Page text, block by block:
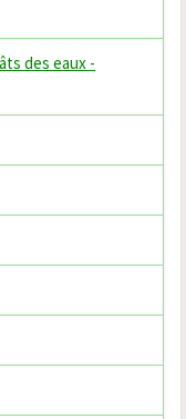
des eaux -